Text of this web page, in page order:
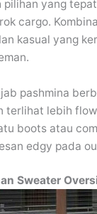
pilihan yang
cargo.
kasual yang
pashmina
terlihat lebih
boots atau
edgy pada
Sweater